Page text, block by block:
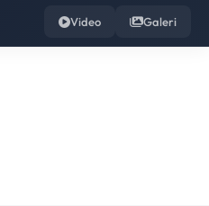
Video Galeri